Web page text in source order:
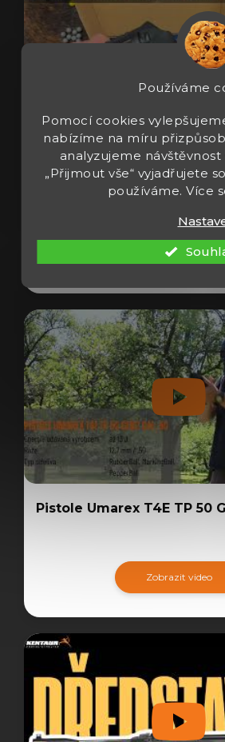
Používáme
Pomocí cookies
nabízíme na míru
analyzujeme
„Přijmout vše“ vyjadřujete
používáme. Více
Revolver Umarex T4E TR
Zobrazit video
Pistole Umarex T4E TP 50
Zobrazit video